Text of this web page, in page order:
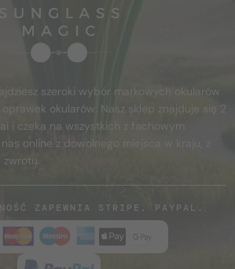
szeroki wybór markowych okularów
okularów. Nasz sklep znajduje się 2
i czeka na wszystkich z fachowym
online z dowolnego miejsca w kraju, z
ZAPEWNIA STRIPE, PAYPAL.